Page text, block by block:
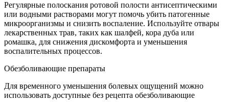
Регулярные полоскания ротовой полости антисептическими
или водными растворами могут помочь убить патогенные
микроорганизмы и снизить воспаление. Используйте отвары
лекарственных трав, таких как шалфей, кора дуба или
ромашка, для снижения дискомфорта и уменьшения
воспалительных процессов.
Обезболивающие препараты
Для временного уменьшения болевых ощущений можно
использовать доступные без рецепта обезболивающие